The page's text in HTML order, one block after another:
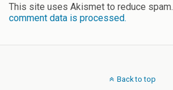
This site uses Akismet to reduce spam.
comment data is processed.
Back to top